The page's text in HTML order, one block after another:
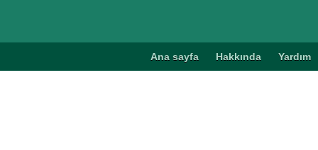
Ana sayfa Hakkında Yardım